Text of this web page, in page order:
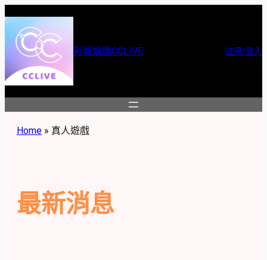
至
容
彩城娛樂CCLIVE 註冊/登入
Home » 真人遊戲
最新消息